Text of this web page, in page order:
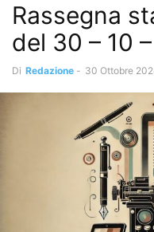
Rassegna
del 30 – 10
Di Redazione - 30 Ottobre